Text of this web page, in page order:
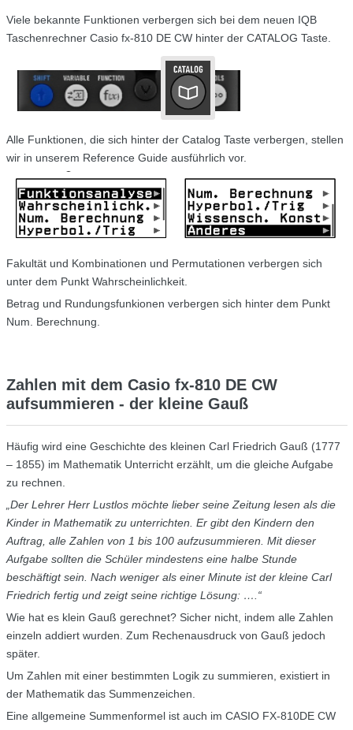
Viele bekannte Funktionen verbergen sich bei dem neuen IQB
Taschenrechner Casio fx-810 DE CW hinter der CATALOG Taste.
Alle Funktionen, die sich hinter der Catalog Taste verbergen, stellen
wir in unserem Reference Guide ausführlich vor.
Fakultät und Kombinationen und Permutationen verbergen sich
unter dem Punkt Wahrscheinlichkeit.
Betrag und Rundungsfunkionen verbergen sich hinter dem Punkt
Num. Berechnung.
Zahlen mit dem Casio fx-810 DE CW
aufsummieren - der kleine Gauß
Häufig wird eine Geschichte des kleinen Carl Friedrich Gauß (1777
– 1855) im Mathematik Unterricht erzählt, um die gleiche Aufgabe
zu rechnen.
„Der Lehrer Herr Lustlos möchte lieber seine Zeitung lesen als die
Kinder in Mathematik zu unterrichten. Er gibt den Kindern den
Auftrag, alle Zahlen von 1 bis 100 aufzu­summieren. Mit dieser
Aufgabe sollten die Schüler mindestens eine halbe Stunde
beschäftigt sein. Nach weniger als einer Minute ist der kleine Carl
Friedrich fertig und zeigt seine richtige Lösung: ….“
Wie hat es klein Gauß gerechnet? Sicher nicht, indem alle Zahlen
einzeln addiert wurden. Zum Rechenausdruck von Gauß jedoch
später.
Um Zahlen mit einer bestimmten Logik zu summieren, existiert in
der Mathematik das Summenzeichen.
Eine allgemeine Summenformel ist auch im CASIO FX-810DE CW